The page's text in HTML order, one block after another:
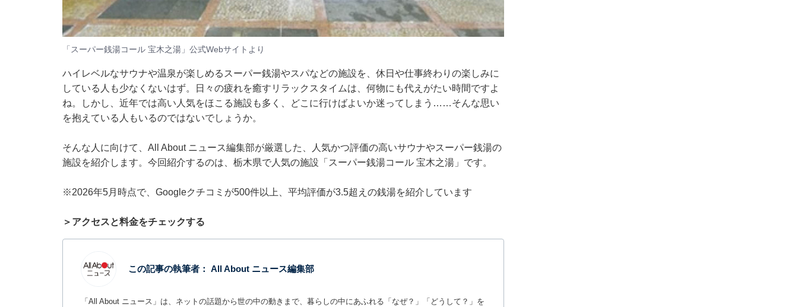
「スーパー銭湯コール 宝木之湯」公式Webサイトより
ハイレベルなサウナや温泉が楽しめるスーパー銭湯やスパなどの施設を、休日や仕事終わりの楽しみに
している人も少なくないはず。日々の疲れを癒すリラックスタイムは、何物にも代えがたい時間ですよ
ね。しかし、近年では高い人気をほこる施設も多く、どこに行けばよいか迷ってしまう……そんな思い
を抱えている人もいるのではないでしょうか。
そんな人に向けて、All About ニュース編集部が厳選した、人気かつ評価の高いサウナやスーパー銭湯の
施設を紹介します。今回紹介するのは、栃木県で人気の施設「スーパー銭湯コール 宝木之湯」です。
※2026年5月時点で、Googleクチコミが500件以上、平均評価が3.5超えの銭湯を紹介しています
＞アクセスと料金をチェックする
この記事の執筆者： All About ニュース編集部
「All About ニュース」は、ネットの話題から世の中の動きまで、暮らしの中にあふれる「なぜ？」「どうして？」を